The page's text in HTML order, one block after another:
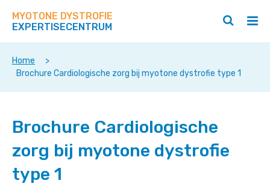
direct
op
deze
MYOTONE DYSTROFIE
EXPERTISECENTRUM
/
Zoeken
/
Home
>
Brochure Cardiologische zorg bij myotone dystrofie type 1
Brochure Cardiologische
zorg bij myotone dystrofie
type 1